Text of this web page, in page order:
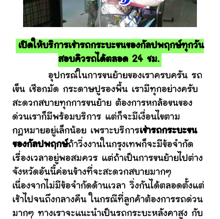
เปิดให้บริการเช่ารถกระบะขนของกัลปพฤกษ์ทุกวัน
สอบคิวรถได้ตลอด 24 ชม.
อุปกรณ์ในการขนย้ายของเราครบครัน รถ
เข็น เชือกมัด กระดาษปูรองพื้น เรามีทุกอย่างครับ
สะดวกสบายทุกการขนย้าย ต้องการหกล้อขนของ
ด่วนเราก็มีพร้อมบริการ แต่ก็จะมีเงื่อนไขตาม
กฎหมายอยู่เล็กน้อย เพราะบริการเช่ารถกระบะขน
ของกัลปพฤกษ์ถ้าวิ่งงานในกรุงเทพก็จะมีข้อจำกัด
เรื่องเวลาอยู่พอสมควร แต่ถ้าเป็นการขนย้ายไปต่าง
จังหวัดอันนี้ค่อนข้างที่จะสะดวกสบายมากๆ
เนื่องจากไม่มีข้อจำกัดด้านเวลา วิ่งกันได้ตลอดตั้งแต่
เช้าไปจนถึงกลางคืน ในกรณีที่ลูกค้าต้องการรถด่วน
มากๆ ทางเราจะแนะนำเป็นรถกระบะหลังคาสูง กับ